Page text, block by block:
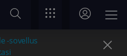
-sovellus